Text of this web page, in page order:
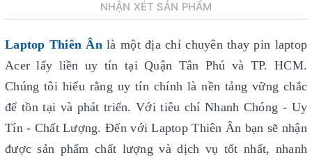
NHẬN XÉT SẢN PHẨM
Laptop Thiên Ânlà một địa chỉ chuyên thay pin laptop
Acer lấy liền uy tín tại Quận Tân Phú và TP. HCM.
Chúng tôi hiểu rằng uy tín chính là nền tảng vững chắc
để tồn tại và phát triển. Với tiêu chí Nhanh Chóng - Uy
Tín - Chất Lượng. Đến với Laptop Thiên Ân bạn sẽ nhận
được sản phẩm chất lượng và dịch vụ tốt nhất, nhanh